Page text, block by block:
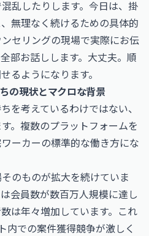
乱したりします。今日は、掛
無理なく続けるための具体的
セリングの現場で実際にお伝
部お話しします。大丈夫。順
るようになります。
の現状とマクロな背景
を考えているわけではない、
。複数のプラットフォームを
ーカーの標準的な働き方にな
のものが拡大を続けていま
会員数が数百万人規模に達し
は年々増加しています。これ
内での案件獲得競争が激しく